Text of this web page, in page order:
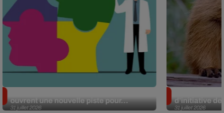
31 juillet 2026
ouvrent une nouvelle piste pour...
31 juillet 2026
d’initiative